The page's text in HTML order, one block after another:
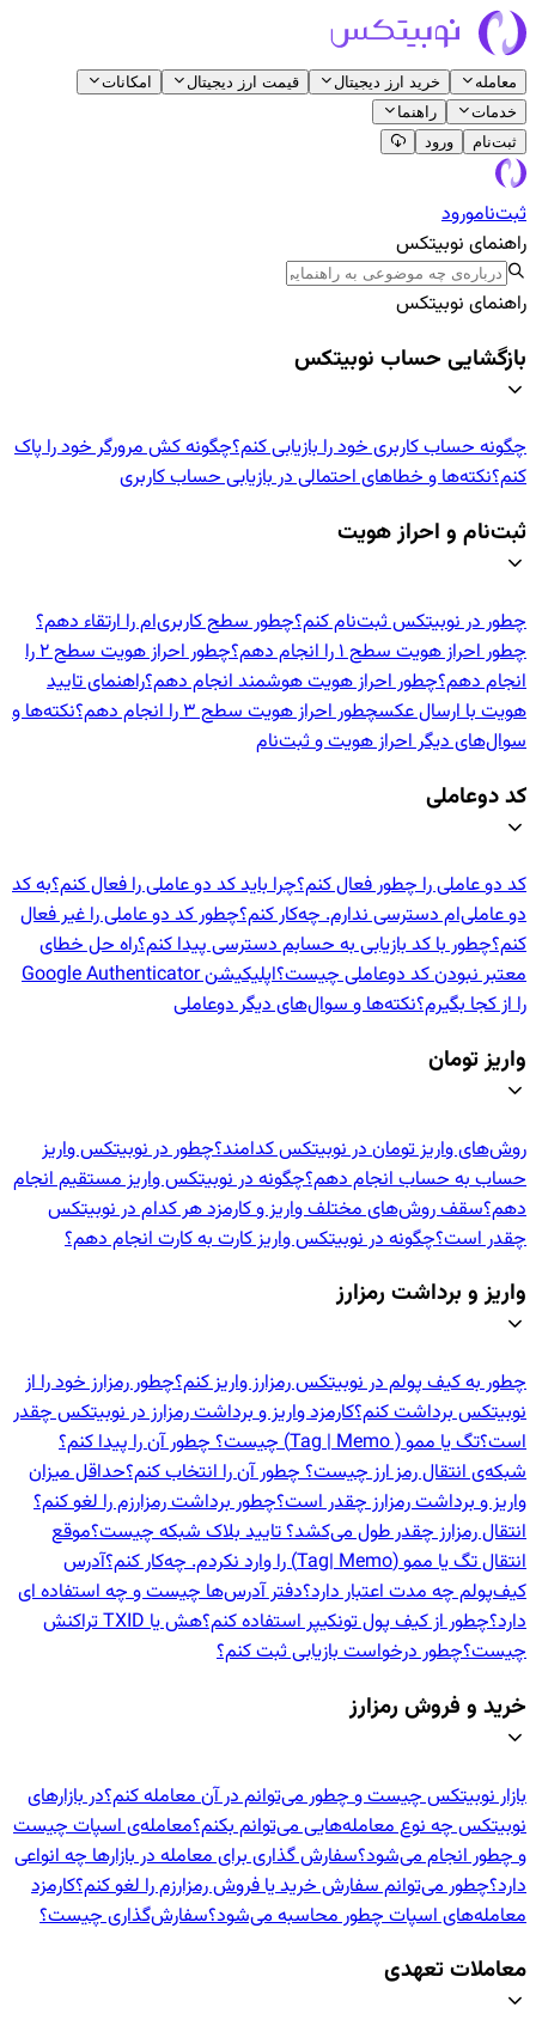
معامله خرید ارز دیجیتال قیمت ارز دیجیتال
امکانات
خدمات
راهنما
ثبت‌نام
ورود
ثبت‌نامورود
راهنمای نوبیتکس
راهنمای نوبیتکس
بازگشایی حساب نوبیتکس
چگونه حساب کاربری خود را بازیابی کنم؟چگونه کش مرورگر خود را پاک
کنم؟نکته‌ها و خطاهای احتمالی در بازیابی حساب کاربری
ثبت‌نام و احراز هویت
چطور در نوبیتکس ثبت‌نام کنم؟چطور سطح کاربری‌ام را ارتقاء دهم؟
چطور احراز هویت سطح ۱ را انجام دهم؟
چطور احراز هویت سطح ۲ را
انجام دهم؟چطور احراز هویت هوشمند انجام دهم؟راهنمای تایید
هویت با ارسال عکسچطور احراز هویت سطح ۳ را انجام دهم؟
نکته‌ها و
سوال‌های دیگر احراز هویت و ثبت‌نام
کد دوعاملی
کد دو عاملی را چطور فعال کنم؟چرا باید کد دو عاملی را فعال کنم؟به کد
دو عاملی‌ام دسترسی ندارم. چه‌کار کنم؟چطور کد دو عاملی را غیر فعال
کنم؟چطور با کد بازیابی به حسابم دسترسی پیدا کنم؟راه حل خطای
معتبر نبودن کد دوعاملی چیست؟
اپلیکیشن Google Authenticator
را از کجا بگیرم؟نکته‌ها و سوال‌های دیگر دوعاملی
واریز تومان
روش‌های واریز تومان در نوبیتکس کدامند؟چطور در نوبیتکس واریز
حساب به حساب انجام دهم؟چگونه در نوبیتکس واریز مستقیم انجام
دهم؟سقف روش‌های مختلف واریز و کارمزد هر کدام در نوبیتکس
چقدر است؟چگونه در نوبیتکس واریز کارت به کارت انجام دهم؟
واریز و برداشت رمزارز
چطور به کیف پولم در نوبیتکس رمزارز واریز کنم؟چطور رمزارز خود را از
نوبیتکس برداشت کنم؟کارمزد واریز و برداشت رمزارز در نوبیتکس چقدر
است؟تگ یا ممو ( Tag | Memo) چیست؟ چطور آن را پیدا کنم؟
شبکه‌ی انتقال رمز ارز چیست؟ چطور آن را انتخاب کنم؟حداقل میزان
واریز و برداشت رمزارز چقدر است؟چطور برداشت رمزارزم را لغو کنم؟
انتقال رمزارز چقدر طول می‌کشد؟ تایید بلاک شبکه چیست؟موقع
انتقال تگ یا ممو (Tag| Memo) را وارد نکردم. چه‌کار کنم؟
آدرس
کیف‌پولم چه مدت اعتبار دارد؟دفتر آدرس‌ها چیست و چه استفاده ای
دارد؟چطور از کیف پول تونکیپر استفاده کنم؟
هش یا TXID تراکنش
چیست؟چطور درخواست بازیابی ثبت کنم؟
خرید و فروش رمزارز
بازار نوبیتکس چیست و چطور می‌توانم در آن معامله کنم؟در بازارهای
نوبیتکس چه نوع معامله‌هایی می‌توانم بکنم؟معامله‌ی اسپات چیست
و چطور انجام می‌شود؟سفارش گذاری برای معامله در بازارها چه انواعی
دارد؟چطور می‌توانم سفارش خرید یا فروش رمزارزم را لغو کنم؟کارمزد
معامله‌های اسپات چطور محاسبه می‌شود؟سفارش‌گذاری چیست؟
معاملات تعهدی